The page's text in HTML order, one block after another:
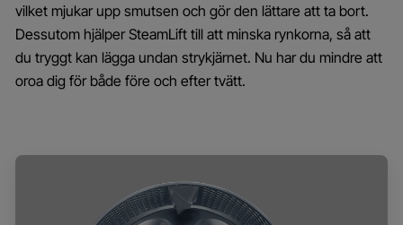
vilket mjukar upp smutsen och gör den lättare att ta bort.
Dessutom hjälper SteamLift till att minska rynkorna, så att
du tryggt kan lägga undan strykjärnet. Nu har du mindre att
oroa dig för både före och efter tvätt.